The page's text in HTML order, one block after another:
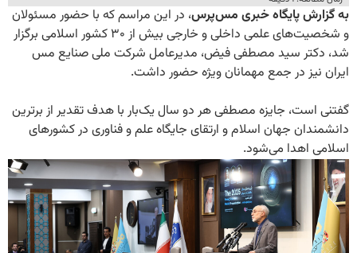
به گزارش پایگاه خبری مس‌پرس، در این مراسم که با حضور مسئولان
و شخصیت‌های علمی داخلی و خارجی بیش از ۳۰ کشور اسلامی برگزار
شد، دکتر سید مصطفی فیض، مدیرعامل شرکت ملی صنایع مس
ایران نیز در جمع مهمانان ویژه حضور داشت.
گفتنی است، جایزه مصطفی هر دو سال یک‌بار با هدف تقدیر از برترین
دانشمندان جهان اسلام و ارتقای جایگاه علم و فناوری در کشورهای
اسلامی اهدا می‌شود.